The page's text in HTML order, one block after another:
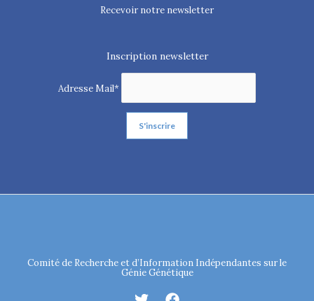
Recevoir notre newsletter
Inscription newsletter
Adresse Mail*
Comité de Recherche et d’Information Indépendantes sur le
Génie Génétique